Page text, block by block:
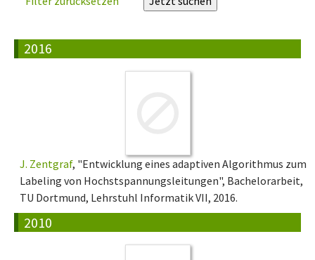
2016
J. Zentgraf, "Entwicklung eines adaptiven Algorithmus zum
Labeling von Hochstspannungsleitungen", Bachelorarbeit,
TU Dortmund, Lehrstuhl Informatik VII, 2016.
2010